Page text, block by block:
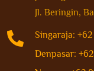
Jl. Beringin,

Singaraja:
Denpasar: